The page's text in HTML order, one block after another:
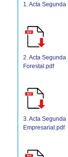
1. Acta
2. Acta
Forestal.pdf
3. Acta
Empresarial.pdf